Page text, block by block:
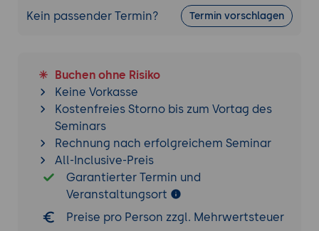
Kein passender Termin? Termin vorschlagen
Buchen ohne Risiko
Keine Vorkasse
Kostenfreies Storno bis zum Vortag des
Seminars
Rechnung nach erfolgreichem Seminar
All-Inclusive-Preis
Garantierter Termin und
Veranstaltungsort
Preise pro Person zzgl. Mehrwertsteuer